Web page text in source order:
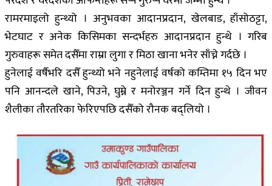
रामरमाइलो हुन्थ्यो । अनुभवका आदानप्रदान, खेलबाड, हाँसोठट्टा,
भेटघाट र अनेक किसिमका सन्दर्भहरु आदानप्रदान हुन्थे । गरिब
गुरुवाहरू समेत दसैँमा राम्रा लुगा र मिठा खाना भनेर साँच्ने गर्दछे ।
हुनेलाई वर्षैभरि दसैँ हुन्थ्यो भने नहुनेलाई वर्षको कम्तिमा १५ दिन भए
पनि आनन्दले खाने, पिउने, घुम्ने र मनोरञ्जन गर्ने दिन हुन्थे । जीवन
शैलीका तौरतरिका फेरिएपछि दसैँको रौनक बद्लियो ।